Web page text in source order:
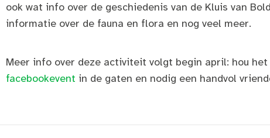
ook wat info over de geschiedenis van de Kluis van
informatie over de fauna en flora en nog veel meer.
Meer info over deze activiteit volgt begin april: hou het
facebookevent in de gaten en nodig een handvol